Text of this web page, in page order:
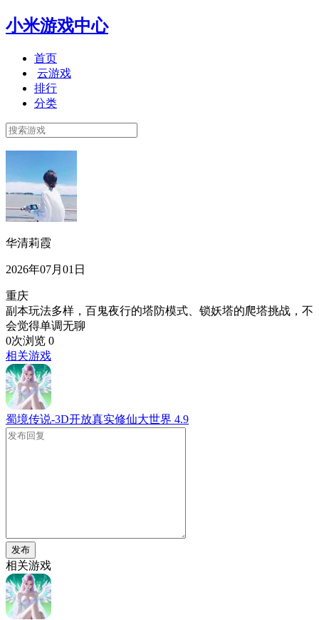
小米游戏中心
首页
云游戏
排行
分类
华清莉霞
2026年07月01日
重庆
副本玩法多样，百鬼夜行的塔防模式、锁妖塔的爬塔挑战，不
会觉得单调无聊
0次浏览 0
相关游戏
蜀境传说-3D开放真实修仙大世界 4.9
发布
相关游戏